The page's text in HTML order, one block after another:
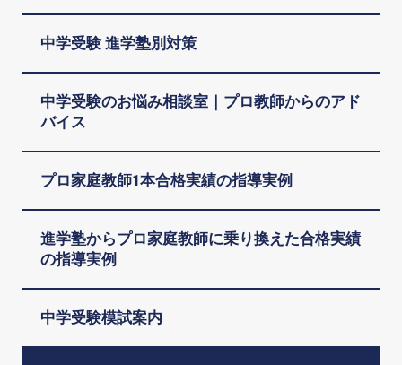
中学受験 進学塾別対策
中学受験のお悩み相談室｜プロ教師からのアド
バイス
プロ家庭教師1本合格実績の指導実例
進学塾からプロ家庭教師に乗り換えた合格実績
の指導実例
中学受験模試案内